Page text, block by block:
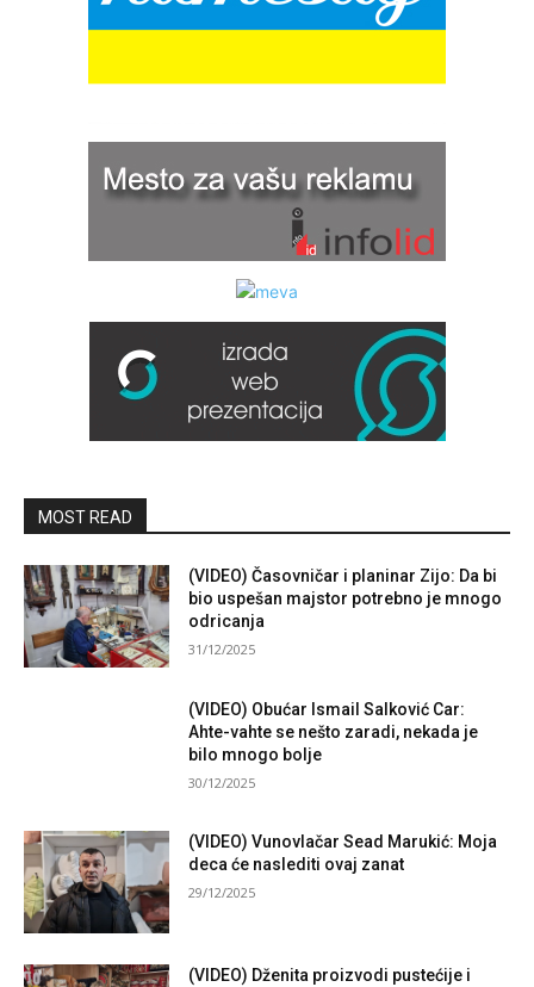
MOST READ
(VIDEO) Časovničar i planinar Zijo: Da bi
bio uspešan majstor potrebno je mnogo
odricanja
31/12/2025
(VIDEO) Obućar Ismail Salković Car:
Ahte-vahte se nešto zaradi, nekada je
bilo mnogo bolje
30/12/2025
(VIDEO) Vunovlačar Sead Marukić: Moja
deca će naslediti ovaj zanat
29/12/2025
(VIDEO) Dženita proizvodi pustećije i